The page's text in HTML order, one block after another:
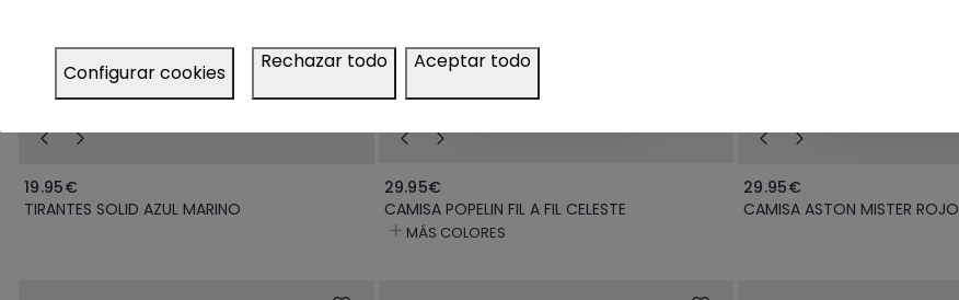
19.95€
TIRANTES SOLID AZUL MARINO
29.95€
CAMISA POPELIN FIL A FIL CELESTE
MÁS COLORES
29.95€
CAMISA ASTON MISTER ROJO
Configurar cookies Rechazar todo Aceptar todo